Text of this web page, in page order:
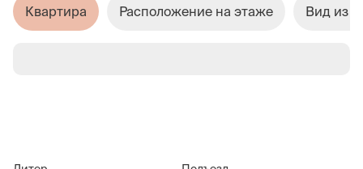
Квартира Расположение на этаже Вид из